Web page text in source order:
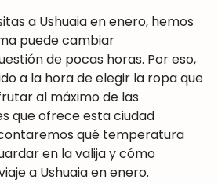
a Ushuaia en enero, hemos
puede cambiar
de pocas horas. Por eso,
a la hora de elegir la ropa que
al máximo de las
que ofrece esta ciudad
qué temperatura
en la valija y cómo
a Ushuaia en enero.